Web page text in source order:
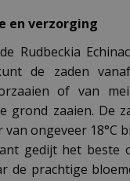
en verzorging
Rudbeckia
de zaden
of van
grond zaaien. De
ongeveer 18°C
gedijt het beste
de prachtige